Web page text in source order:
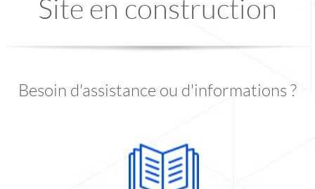
Site en construction
Besoin d'assistance ou d'informations ?